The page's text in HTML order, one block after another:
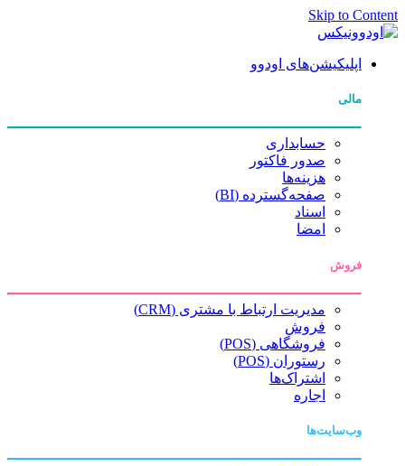
Skip to Content
اپلیکیشن‌های اودوو
مالی
حسابداری
صدور فاکتور
هزینه‌ها
صفحه‌گسترده (BI)
اسناد
امضا
فروش
مدیریت ارتباط با مشتری (CRM)
فروش
فروشگاهی (POS)
رستوران (POS)
اشتراک‌ها
اجاره
وب‌سایت‌ها